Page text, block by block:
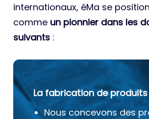
internationaux, éMa se
comme un pionnier dans les
suivants :
La fabrication de
Nous concevons des